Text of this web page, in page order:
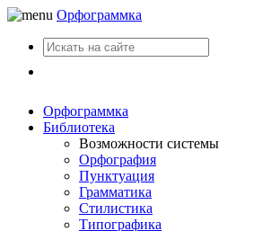
Орфограммка
Орфограммка
Библиотека
Возможности системы
Орфография
Пунктуация
Грамматика
Стилистика
Типографика